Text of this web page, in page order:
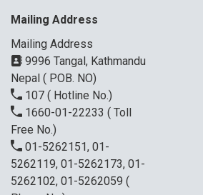
Mailing Address
Mailing Address
9996 Tangal, Kathmandu
Nepal ( POB. NO)
107 ( Hotline No.)
1660-01-22233 ( Toll
Free No.)
01-5262151, 01-
5262119, 01-5262173, 01-
5262102, 01-5262059 (